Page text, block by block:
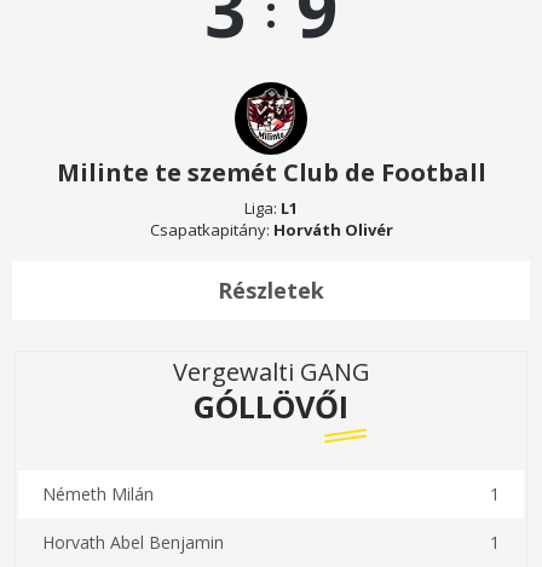
:
Milinte te szemét Club de Football
Liga: L1
Csapatkapitány: Horváth Olivér
Részletek
Vergewalti GANG
GÓLLÖVŐI
Németh Milán 1
Horvath Abel Benjamin 1